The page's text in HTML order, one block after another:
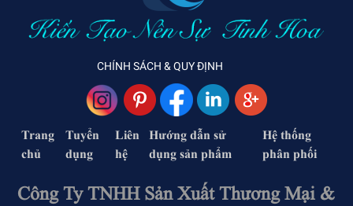
CHÍNH SÁCH & QUY ĐỊNH
Trang
chủ
Tuyển
dụng
Liên
hệ
Hướng dẫn sử
dụng sản phẩm
Hệ thống
phân phối
Công Ty TNHH Sản Xuất Thương Mại &